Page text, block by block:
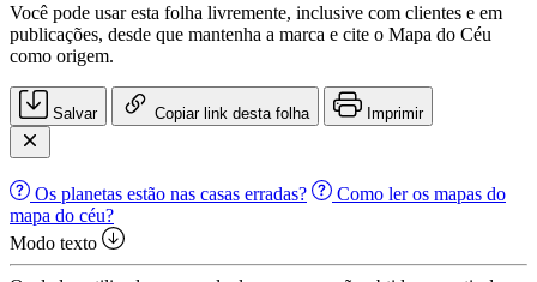
Você pode usar esta folha livremente, inclusive com clientes e em
publicações, desde que mantenha a marca e cite o Mapa do Céu
como origem.
Salvar Copiar link desta folha Imprimir
Os planetas estão nas casas erradas?
Como ler os mapas do
mapa do céu?
Modo texto